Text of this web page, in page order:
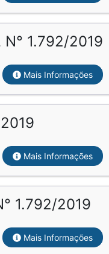
N° 1.792/2019
Mais Informações
Mais Informações
1.792/2019
Mais Informações